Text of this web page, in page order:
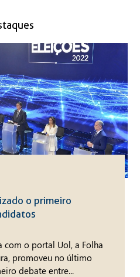
o primeiro
com o portal Uol, a Folha
promoveu no último
debate entre...